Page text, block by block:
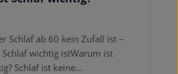
Schlaf ab 60 kein Zufall ist –
wichtig istWarum ist
Schlaf ist keine…